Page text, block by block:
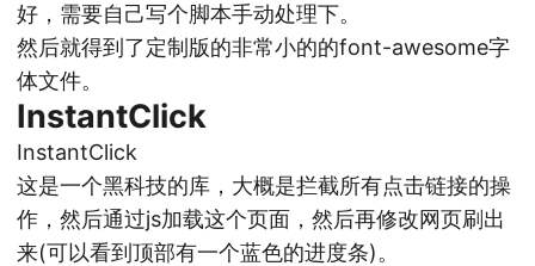
好，需要自己写个脚本手动处理下。
然后就得到了定制版的非常小的的font-awesome字
体文件。
InstantClick
InstantClick
这是一个黑科技的库，大概是拦截所有点击链接的操
作，然后通过js加载这个页面，然后再修改网页刷出
来(可以看到顶部有一个蓝色的进度条)。